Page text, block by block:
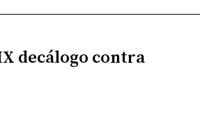
decálogo contra